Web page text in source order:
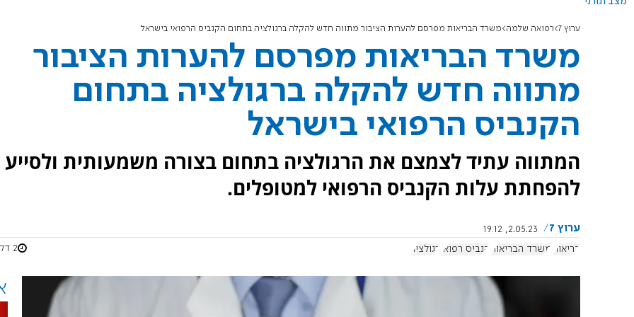
ערוץ 7 רפואה שלמה משרד הבריאות מפרסם להערות הציבור מתווה חדש להקלה ברגולציה בתחום הקנביס הרפואי בישראל
משרד הבריאות מפרסם להערות הציבור
מתווה חדש להקלה ברגולציה בתחום
הקנביס הרפואי בישראל
המתווה עתיד לצמצם את הרגולציה בתחום בצורה משמעותית ולסייע
להפחתת עלות הקנביס הרפואי למטופלים.
ערוץ 7
2.05.23, 19:12
בריאות
משרד הבריאות קנביס רפואי רגולציה 2 דקות